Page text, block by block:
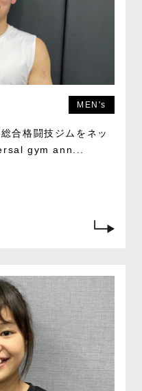
MEN's
合格闘技ジムをネッ
gym ann...